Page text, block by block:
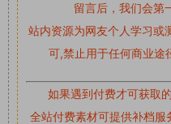
留言后，我们会第
站内资源为网友个人学习或
可,禁止用于任何商业途
如果遇到付费才可获取
全站付费素材可提供补档服